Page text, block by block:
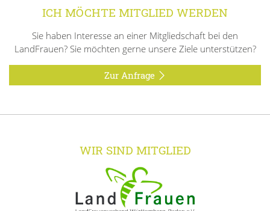
ICH MÖCHTE MITGLIED WERDEN
Sie haben Interesse an einer Mitgliedschaft bei den
LandFrauen? Sie möchten gerne unsere Ziele unterstützen?
Zur Anfrage
WIR SIND MITGLIED